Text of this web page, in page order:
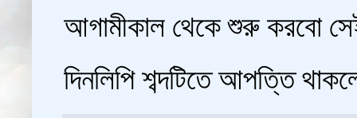
আগামীকাল থেকে শুরু করবো
দিনলিপি শব্দটিতে আপত্তি